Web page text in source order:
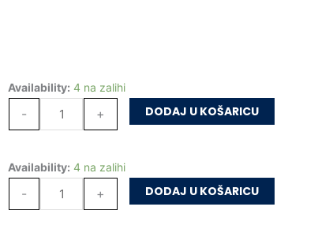
Availability: 4 na zalihi
-
Čudo
Poskokovoj
količina
+ DODAJ U KOŠARICU
Availability: 4 na zalihi
-
Čudo
Poskokovoj
+ DODAJ U KOŠARICU